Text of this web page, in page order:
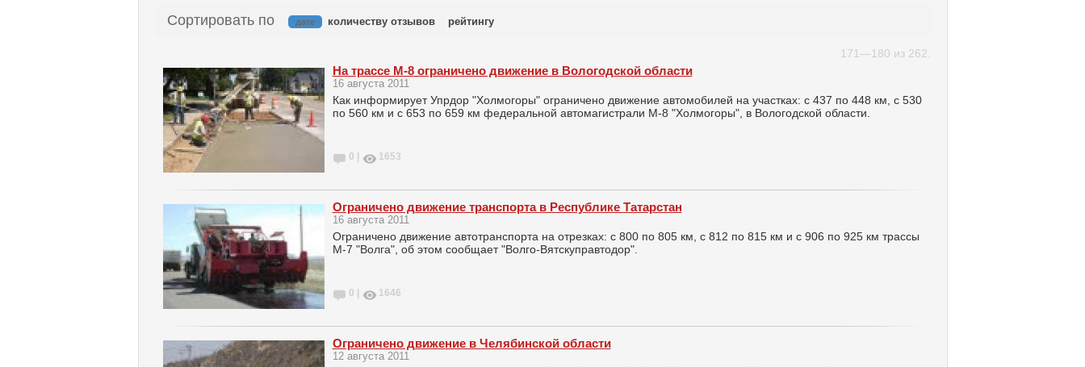
Сортировать по дате количеству отзывов рейтингу
171—180 из 262.
На трассе М-8 ограничено движение в Вологодской области
16 августа 2011
Как информирует Упрдор "Холмогоры" ограничено движение автомобилей на участках: с 437 по 448 км, с 530
по 560 км и с 653 по 659 км федеральной автомагистрали М-8 "Холмогоры", в Вологодской области.
0 | 1653
Ограничено движение транспорта в Республике Татарстан
16 августа 2011
Ограничено движение автотранспорта на отрезках: с 800 по 805 км, с 812 по 815 км и с 906 по 925 км трассы
М-7 "Волга", об этом сообщает "Волго-Вятскуправтодор".
0 | 1646
Ограничено движение в Челябинской области
12 августа 2011